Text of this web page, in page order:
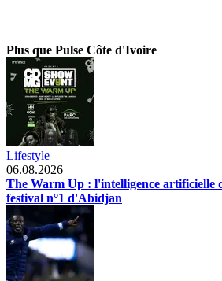
Plus que Pulse Côte d'Ivoire
Lifestyle
06.08.2026
The Warm Up : l'intelligence artificielle
festival n°1 d'Abidjan